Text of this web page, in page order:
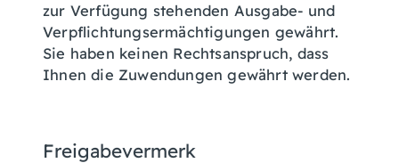
zur Verfügung stehenden Ausgabe- und
Verpflichtungsermächtigungen gewährt.
Sie haben keinen Rechtsanspruch, dass
Ihnen die Zuwendungen gewährt werden.
Freigabevermerk